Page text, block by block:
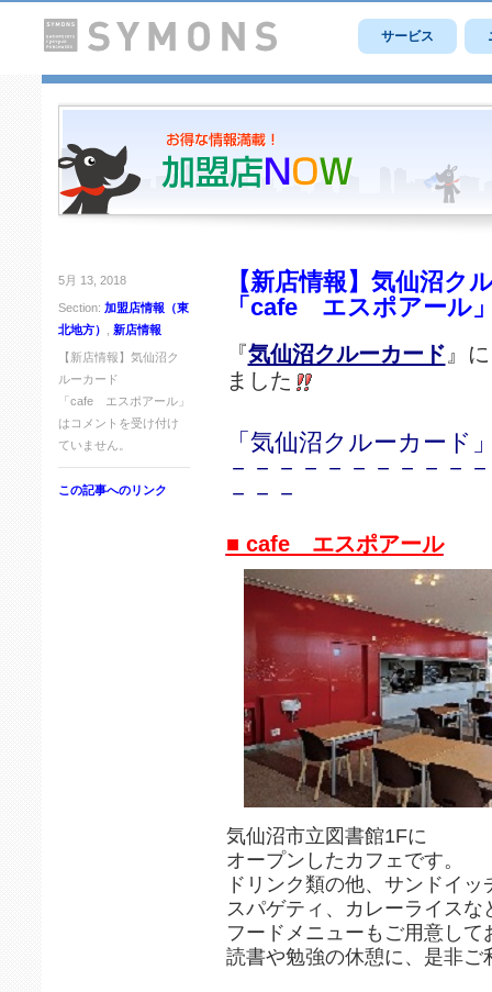
サービス
5月 13, 2018
Section: 加盟店情報（東
北地方）
新店情報
【新店情報】気仙沼ク
ルーカード
「cafe エスポアール」
は コメントを受け付け
ていません。
この記事へのリンク
【新店情報】気仙沼ク
「cafe エスポアール
『気仙沼クルーカード 』
ました
「気仙沼クルーカード
－－－－－－－－－－
－－－
■ cafe エスポアール
気仙沼市立図書館1Fに
オープンしたカフェです。
ドリンク類の他、サンドイッ
スパゲティ、カレーライスな
フードメニューもご用意して
読書や勉強の休憩に、是非ご